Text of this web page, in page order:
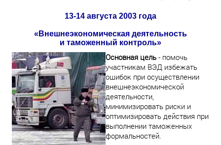
13-14 августа 2003 года
«Внешнеэкономическая деятельность
и таможенный контроль»
Основная цель - помочь
участникам ВЭД избежать
ошибок при осуществлении
внешнеэкономической
деятельности,
минимизировать риски и
оптимизировать действия при
выполнении таможенных
формальностей.